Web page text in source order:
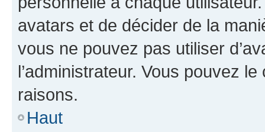
avatars et de décider de la
vous ne pouvez pas utiliser
l’administrateur. Vous pouvez
raisons.
Haut